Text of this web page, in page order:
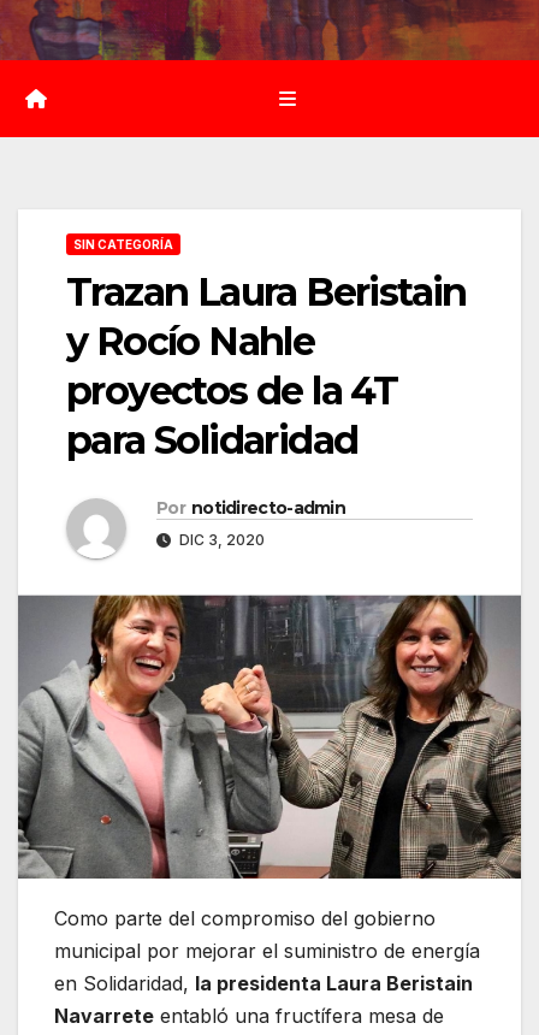
Saltar
al
contenido
SIN CATEGORÍA
Trazan Laura Beristain
y Rocío Nahle
proyectos de la 4T
para Solidaridad
Por notidirecto-admin
DIC 3, 2020
Como parte del compromiso del gobierno
municipal por mejorar el suministro de energía
en Solidaridad, la presidenta Laura Beristain
Navarrete entabló una fructífera mesa de